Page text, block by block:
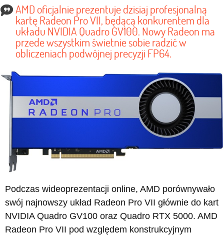
AMD oficjalnie prezentuje dzisiaj profesjonalną
kartę Radeon Pro VII, będącą konkurentem dla
układu NVIDIA Quadro GV100. Nowy Radeon ma
przede wszystkim świetnie sobie radzić w
obliczeniach podwójnej precyzji FP64.
Podczas wideoprezentacji online, AMD porównywało
swój najnowszy układ Radeon Pro VII głównie do kart
NVIDIA Quadro GV100 oraz Quadro RTX 5000. AMD
Radeon Pro VII pod względem konstrukcyjnym